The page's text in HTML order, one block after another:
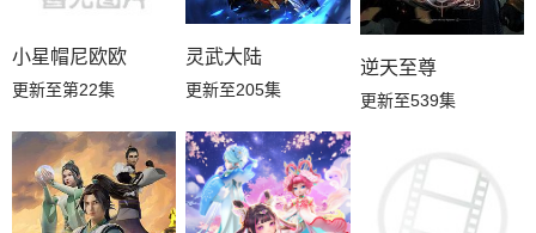
小星帽尼欧欧
更新至第22集
灵武大陆
更新至205集
逆天至尊
更新至539集